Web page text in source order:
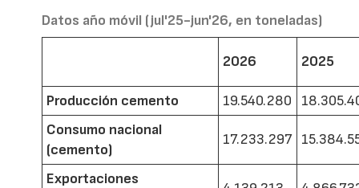
Datos año móvil (jul'25-jun'26, en toneladas)
2026 2025
Producción cemento 19.540.280
Consumo nacional
(cemento)
17.233.297
Exportaciones